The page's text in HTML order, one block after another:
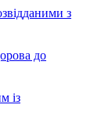
з
до
із